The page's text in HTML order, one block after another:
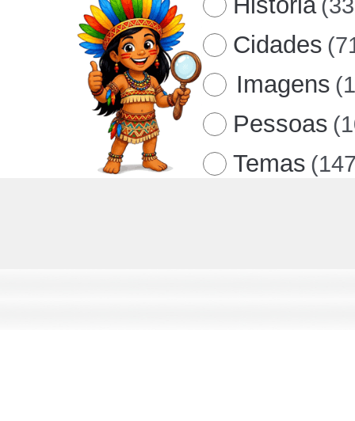
Cidades
Imagens
Pessoas
Temas